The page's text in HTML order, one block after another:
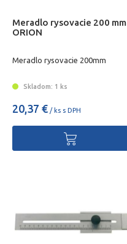
Meradlo rysovacie 200 mm
ORION
Meradlo rysovacie 200mm
Skladom: 1 ks
20,37 € / ks s DPH